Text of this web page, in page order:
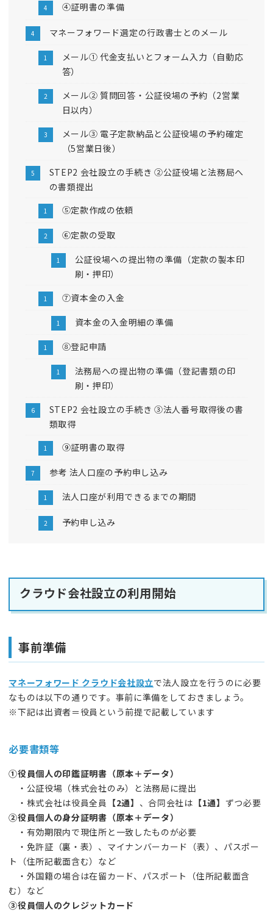
④証明書の準備
マネーフォワード選定の行政書士とのメール
メール① 代金支払いとフォーム入力（自動応
答）
メール② 質問回答・公証役場の予約（2営業
日以内）
メール③ 電子定款納品と公証役場の予約確定
（5営業日後）
STEP2 会社設立の手続き ②公証役場と法務局へ
の書類提出
⑤定款作成の依頼
⑥定款の受取
公証役場への提出物の準備（定款の製本印
刷・押印）
⑦資本金の入金
資本金の入金明細の準備
⑧登記申請
法務局への提出物の準備（登記書類の印
刷・押印）
STEP2 会社設立の手続き ③法人番号取得後の書
類取得
⑨証明書の取得
参考 法人口座の予約申し込み
法人口座が利用できるまでの期間
予約申し込み
クラウド会社設立の利用開始
事前準備
マネーフォワード クラウド会社設立で法人設立を行うのに必要
なものは以下の通りです。事前に準備をしておきましょう。
※下記は出資者＝役員という前提で記載しています
必要書類等
①役員個人の印鑑証明書（原本＋データ）
・公証役場（株式会社のみ）と法務局に提出
・株式会社は役員全員 【2通】 、合同会社は 【1通】 ずつ必要
②役員個人の身分証明書（原本＋データ）
・有効期限内で現住所と一致したものが必要
・免許証（裏・表）、マイナンバーカード（表）、パスポー
ト（住所記載面含む）など
・外国籍の場合は在留カード、パスポート（住所記載面含
む）など
③役員個人のクレジットカード